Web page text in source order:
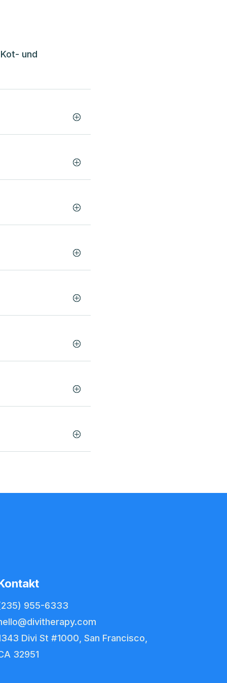
und
955-6333
Divi St #1000, San Francisco,
32951